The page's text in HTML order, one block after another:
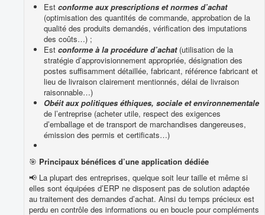
Est conforme aux prescriptions et normes d’achat
(optimisation des quantités de commande, approbation de la
qualité des produits demandés, vérification des imputations
des coûts…) ;
Est conforme à la procédure d’achat(utilisation de la
stratégie d’approvisionnement appropriée, désignation des
postes suffisamment détaillée, fabricant, référence fabricant et
lieu de livraison clairement mentionnés, délai de livraison
raisonnable…)
Obéit aux politiques éthiques, sociale et environnementale
de l’entreprise (acheter utile, respect des exigences
d’emballage et de transport de marchandises dangereuses,
émission des permis et certificats…)
🎯 Principaux bénéfices d’une application dédiée
📢 La plupart des entreprises, quelque soit leur taille et même si
elles sont équipées d’ERP ne disposent pas de solution adaptée
au traitement des demandes d’achat. Ainsi du temps précieux est
perdu en contrôle des informations ou en boucle pour compléments